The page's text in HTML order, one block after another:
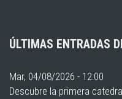
ÚLTIMAS ENTRADAS
Mar, 04/08/2026 - 12:00
Descubre la primera